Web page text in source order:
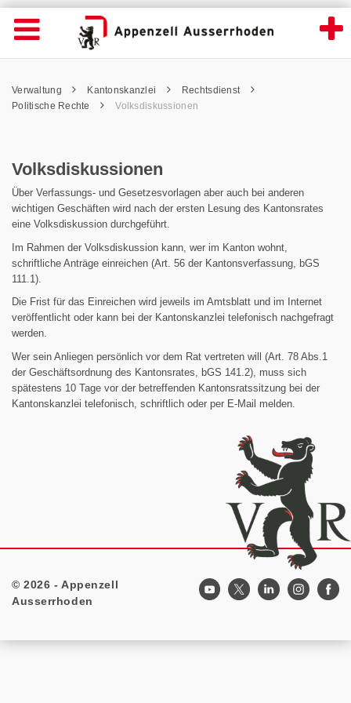
Volksdiskussionen - Appenzell
Wichtige
Seiten
Home
Inhalt
Kontakt
Navigation öffnen
Inhalt
Pfadnavigation
Verwaltung Kantonskanzlei
Rechtsdienst
Politische Rechte
Volksdiskussionen
Volksdiskussionen
Über Verfassungs- und Gesetzesvorlagen aber auch bei anderen
wichtigen Geschäften wird nach der ersten Lesung des Kantonsrates
eine Volksdiskussion durchgeführt.
Im Rahmen der Volksdiskussion kann, wer im Kanton wohnt,
schriftliche Anträge einreichen (Art. 56 der Kantonsverfassung, bGS
111.1).
Die Frist für das Einreichen wird jeweils im Amtsblatt und im Internet
veröffentlicht oder kann bei der Kantonskanzlei telefonisch nachgefragt
werden.
Wer sein Anliegen persönlich vor dem Rat vertreten will (Art. 78 Abs.1
der Geschäftsordnung des Kantonsrates, bGS 141.2), muss sich
spätestens 10 Tage vor der betreffenden Kantonsratssitzung bei der
Kantonskanzlei telefonisch, schriftlich oder per E-Mail melden.
Footer
© 2026 - Appenzell
Ausserrhoden